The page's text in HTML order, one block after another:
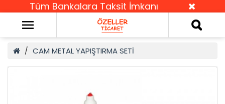
Tüm Bankalara Taksit İmkanı
CAM METAL YAPIŞTIRMA SETİ